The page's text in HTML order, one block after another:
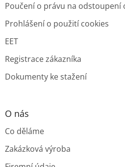
Poučení o právu na odstoupení
Prohlášení o použití cookies
EET
Registrace zákazníka
Dokumenty ke stažení
O nás
Co děláme
Zakázková výroba